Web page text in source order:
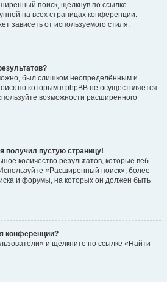
поиск, щёлкнув по ссылке
на всех страницах конференции.
зависеть от используемого стиля.
был слишком неопределённым и
по которым в phpBB не осуществляется.
возможности расширенного
получил пустую страницу!
количество результатов, которые веб-
«Расширенный поиск», более
и форумы, на которых он должен быть
конференции?
и щёлкните по ссылке «Найти